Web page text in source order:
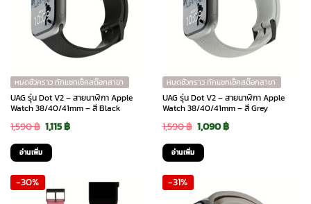
หมดชั่วคราว ทักแชทเช็คสต๊อกสาขา
UAG รุ่น Dot V2 – สายนาฬิกา Apple
Watch 38/40/41mm – สี Black
1,590฿ Original
price
was:
1,590 ฿.
1,115฿Current
1,115 ฿.
อ่านเพิ่ม
หมดชั่วคราว ทักแชทเช็คสต๊อกสาขา
UAG รุ่น Dot V2 – สายนาฬิกา Apple
Watch 38/40/41mm – สี Grey
1,590฿ Original
price
was:
1,090฿Current
อ่านเพิ่ม
-30% -31%